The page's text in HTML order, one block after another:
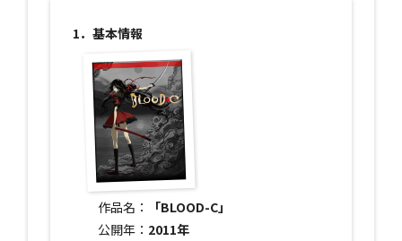
1．基本情報
作品名：
「BLOOD-C」
公開年： 2011年